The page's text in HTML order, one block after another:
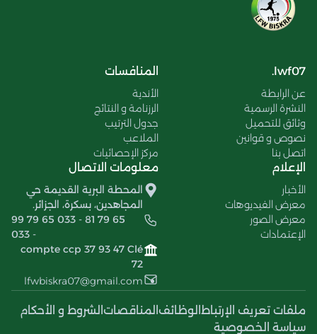
lwf07.
عن الرابطة
النشرة الرسمية
وثائق للتحميل
نصوص و قوانين
اتصل بنا
المنافسات
الأندية
الرزنامة و النتائج
جدول الترتيب
الملاعب
مركز الإحصائيات
الإعلام
الأخبار
معرض الفيديوهات
معرض الصور
الإعتمادات
معلومات الاتصال
المحطة البرية القديمة حي
المجاهدين، بسكرة، الجزائر.
99 79 65 033 - 81 79 65
033 -
compte ccp 37 93 47 Clé
72
lfwbiskra07@gmail.com
ملفات تعريف الإرتباط الوظائف المناقصات الشروط و الأحكام
سياسة الخصوصية